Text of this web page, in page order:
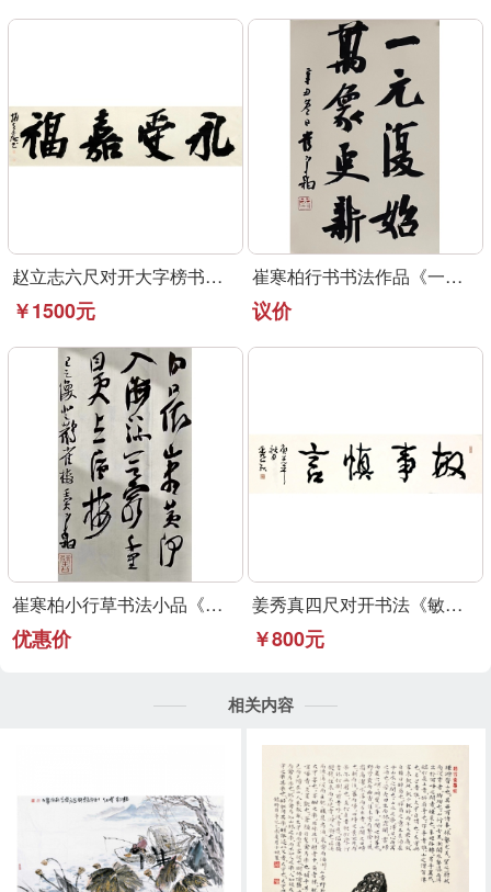
赵立志六尺对开大字榜书作品《永受嘉福》
￥1500元
崔寒柏行书书法作品《一元复始》可定制
议价
崔寒柏小行草书法小品《登鹳雀楼》可定制
优惠价
姜秀真四尺对开书法《敏事慎言》行草书法作品
￥800元
相关内容